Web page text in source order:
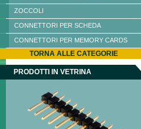
ZOCCOLI
CONNETTORI PER SCHEDA
CONNETTORI PER MEMORY CARDS
TORNA ALLE CATEGORIE
PRODOTTI IN VETRINA